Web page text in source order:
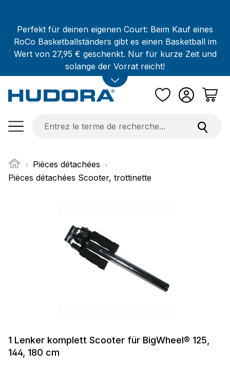
Perfekt für deinen eigenen Court: Beim Kauf eines
RoCo Basketballständers gibt es einen Basketball im
Wert von 27,95 € geschenkt. Nur für kurze Zeit und
solange der Vorrat reicht!
Pièces détachées
Pièces détachées Scooter, trottinette
1 Lenker komplett Scooter für BigWheel® 125,
144, 180 cm